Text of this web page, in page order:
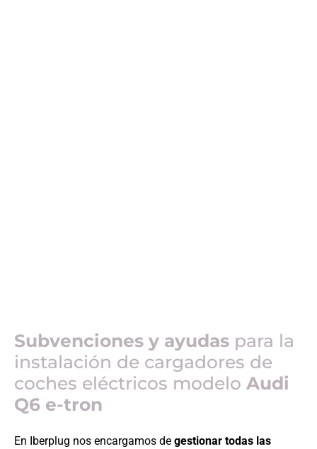
Subvenciones y ayudas para la
instalación de cargadores de
coches eléctricos modelo Audi
Q6 e-tron
En Iberplug nos encargamos de gestionar todas las